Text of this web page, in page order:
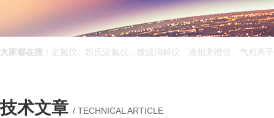
大家都在搜： 定氮仪、凯氏定氮仪、微波消解仪、液相测谱仪、气相离
技术文章 / TECHNICAL ARTICLE